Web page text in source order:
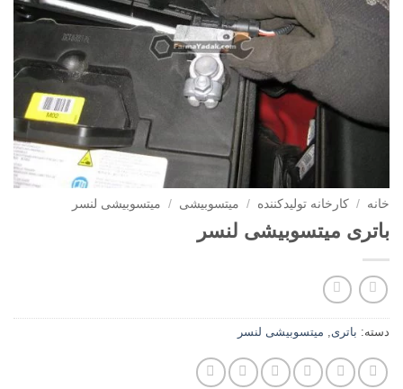
خانه / کارخانه تولیدکننده / میتسوبیشی / میتسوبیشی لنسر
باتری میتسوبیشی لنسر
دسته: باتری, میتسوبیشی لنسر